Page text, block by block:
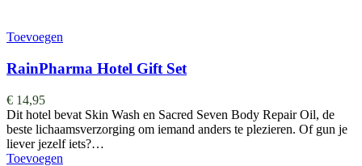
Toevoegen
RainPharma Hotel Gift Set
€ 14,95
Dit hotel bevat Skin Wash en Sacred Seven Body Repair Oil, de
beste lichaamsverzorging om iemand anders te plezieren. Of gun je
liever jezelf iets?…
Toevoegen